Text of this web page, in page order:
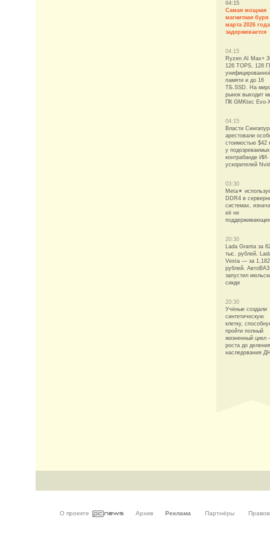
04:15
Самая мощная
магнитная буря
марта 2026 года
задерживается
04:15
Ryzen AI Max+
126 TOPS, 128
памяти и до 16
ТБ.SSD. На
рынок выходит
ПК GMKtec Evo-
04:15
Власти
арестовали
стоимостью $42
у
контрабанде ИИ-
ускорителей
03:30
Meta✴
DDR4 в
системах,
её не
поддерживающих
20:30
Lada Granta за
тыс. рублей,
Vesta — за
рублей. АвтоВАЗ
запустил
сикди
20:30
Учёные создали
синтетическую
клетку,
пройти полный
жизненный цикл
роста до
наследования
О проекте Архив Реклама Партнёры